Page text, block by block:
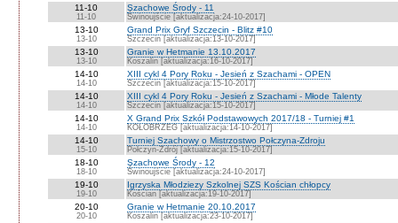
11-10
11-10
Szachowe Środy - 11
Świnoujście [aktualizacja:24-10-2017]
13-10
13-10
Grand Prix Gryf Szczecin - Blitz #10
Szczecin [aktualizacja:13-10-2017]
13-10
13-10
Granie w Hetmanie 13.10.2017
Koszalin [aktualizacja:16-10-2017]
14-10
14-10
XIII cykl 4 Pory Roku - Jesień z Szachami - OPEN
Szczecin [aktualizacja:15-10-2017]
14-10
14-10
XIII cykl 4 Pory Roku - Jesień z Szachami - Młode Talenty
Szczecin [aktualizacja:15-10-2017]
14-10
14-10
X Grand Prix Szkół Podstawowych 2017/18 - Turniej #1
KOŁOBRZEG [aktualizacja:14-10-2017]
14-10
15-10
Turniej Szachowy o Mistrzostwo Połczyna-Zdroju
Połczyn-Zdrój [aktualizacja:15-10-2017]
18-10
18-10
Szachowe Środy - 12
Świnoujście [aktualizacja:24-10-2017]
19-10
19-10
Igrzyska Młodziezy Szkolnej SZS Kościan chłopcy
Kościan [aktualizacja:19-10-2017]
20-10
20-10
Granie w Hetmanie 20.10.2017
Koszalin [aktualizacja:23-10-2017]